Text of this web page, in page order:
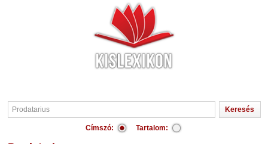
Címszó: Tartalom: